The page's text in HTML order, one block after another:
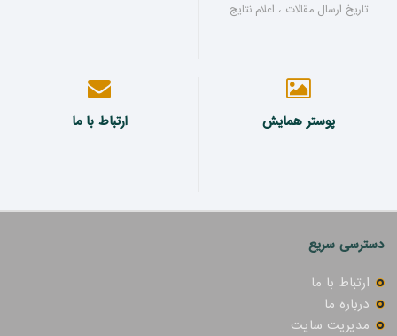
تاریخ ارسال مقالات ، اعلام نتایج
پوستر همایش ارتباط با ما
دسترسی سریع
ارتباط با ما
درباره ما
مدیریت سایت